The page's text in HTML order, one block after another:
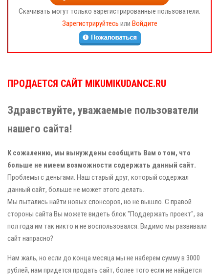
Скачивать могут только зарегистрированные пользователи.
Зарегистрируйтесь или Войдите
ПРОДАЕТСЯ САЙТ MIKUMIKUDANCE.RU
Здравствуйте, уважаемые пользователи
нашего сайта!
К сожалению, мы вынуждены сообщить Вам о том, что
больше не имеем возможности содержать данный сайт.
Проблемы с деньгами. Наш старый друг, который содержал
данный сайт, больше не может этого делать.
Мы пытались найти новых спонсоров, но не вышло. С правой
стороны сайта Вы можете видеть блок "Поддержать проект", за
пол года им так никто и не воспользовался. Видимо мы развивали
сайт напрасно?
Нам жаль, но если до конца месяца мы не наберем сумму в 3000
рублей, нам придется продать сайт, более того если не найдется